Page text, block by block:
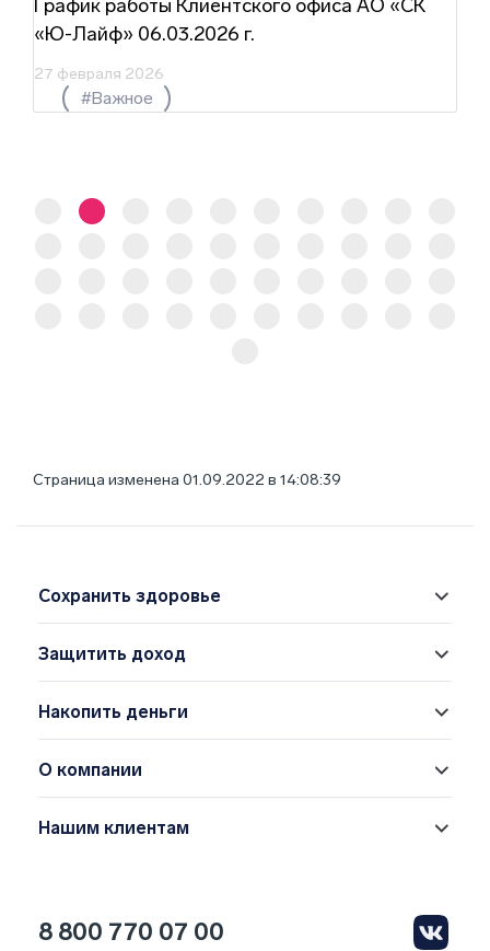
График работы Клиентского офиса АО «СК
«Ю-Лайф» 06.03.2026 г.
27 февраля 2026
#Важное
Страница изменена 01.09.2022 в 14:08:39
Сохранить здоровье
Защитить доход
Накопить деньги
О компании
Нашим клиентам
8 800 770 07 00